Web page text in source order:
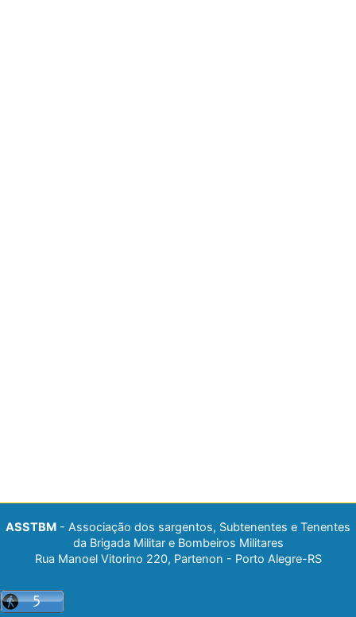
ASSTBM - Associação dos sargentos, Subtenentes e Tenentes
da Brigada Militar e Bombeiros Militares
Rua Manoel Vitorino 220, Partenon - Porto Alegre-RS